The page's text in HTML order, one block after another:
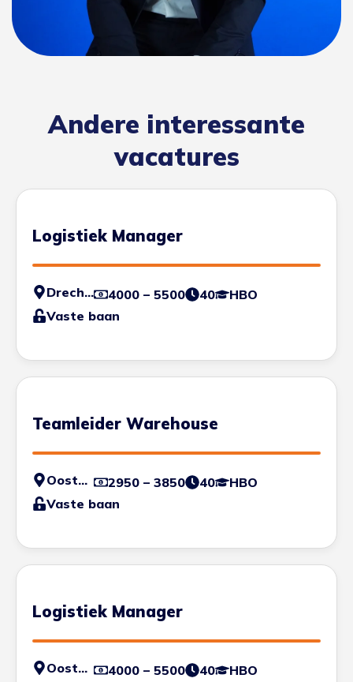
Andere interessante
vacatures
Logistiek Manager
Drechtsteden 4000 – 5500 40
HBO
Vaste baan
Teamleider Warehouse
Oosterhout 2950 – 3850 40
HBO
Vaste baan
Logistiek Manager
Oosterhout 4000 – 5500 40
HBO